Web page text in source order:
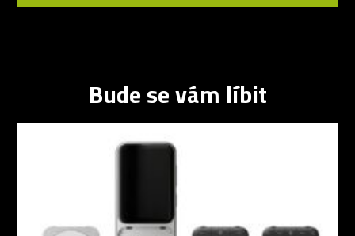
Bude se vám líbit